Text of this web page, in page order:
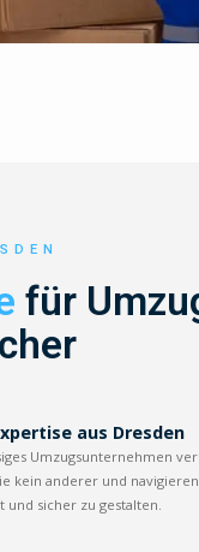
für
aus Dresden
Umzugsunternehmen
kein anderer und
sicher zu gestalten.